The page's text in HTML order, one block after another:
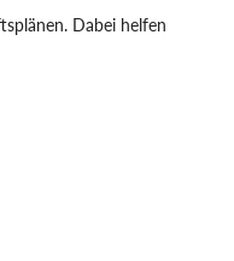
Dabei helfen